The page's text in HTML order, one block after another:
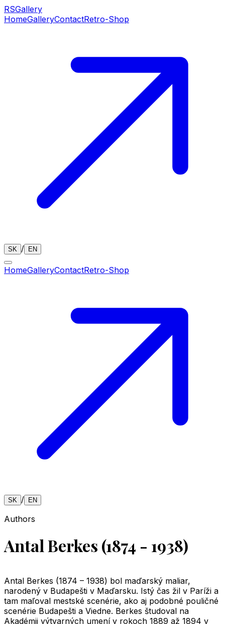
RSGallery
HomeGalleryContactRetro-Shop
SK / EN
HomeGalleryContactRetro-Shop
SK / EN
Authors
Antal Berkes (1874 - 1938)
Antal Berkes (1874 – 1938) bol maďarský maliar,
narodený v Budapešti v Maďarsku. Istý čas žil v Paríži a
tam maľoval mestské scenérie, ako aj podobné pouličné
scenérie Budapešti a Viedne. Berkes študoval na
Akadémii výtvarných umení v rokoch 1889 až 1894 v